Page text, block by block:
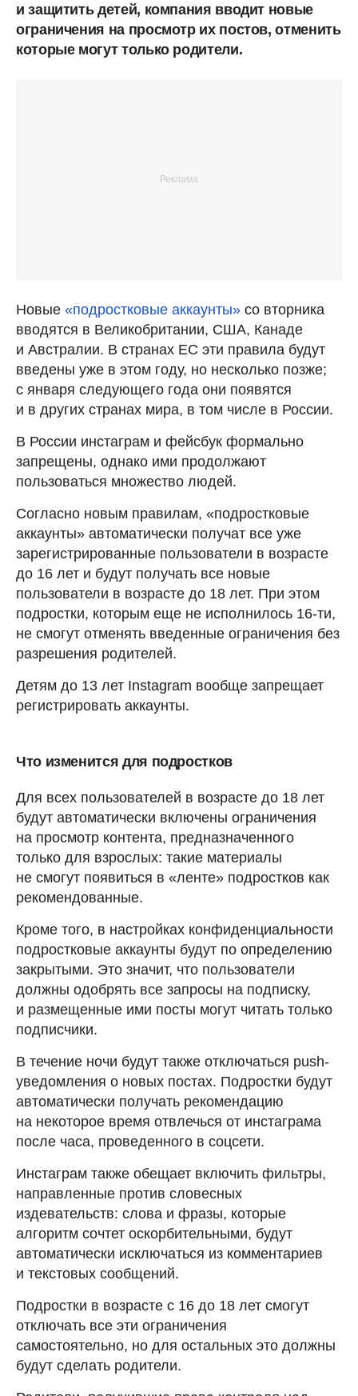
и защитить детей, компания вводит новые
ограничения на просмотр их постов, отменить
которые могут только родители.
Новые «подростковые аккаунты» со вторника
вводятся в Великобритании, США, Канаде
и Австралии. В странах ЕС эти правила будут
введены уже в этом году, но несколько позже;
с января следующего года они появятся
и в других странах мира, в том числе в России.
В России инстаграм и фейсбук формально
запрещены, однако ими продолжают
пользоваться множество людей.
Согласно новым правилам, «подростковые
аккаунты» автоматически получат все уже
зарегистрированные пользователи в возрасте
до 16 лет и будут получать все новые
пользователи в возрасте до 18 лет. При этом
подростки, которым еще не исполнилось 16-ти,
не смогут отменять введенные ограничения без
разрешения родителей.
Детям до 13 лет Instagram вообще запрещает
регистрировать аккаунты.
Что изменится для подростков
Для всех пользователей в возрасте до 18 лет
будут автоматически включены ограничения
на просмотр контента, предназначенного
только для взрослых: такие материалы
не смогут появиться в «ленте» подростков как
рекомендованные.
Кроме того, в настройках конфиденциальности
подростковые аккаунты будут по определению
закрытыми. Это значит, что пользователи
должны одобрять все запросы на подписку,
и размещенные ими посты могут читать только
подписчики.
В течение ночи будут также отключаться push-
уведомления о новых постах. Подростки будут
автоматически получать рекомендацию
на некоторое время отвлечься от инстаграма
после часа, проведенного в соцсети.
Инстаграм также обещает включить фильтры,
направленные против словесных
издевательств: слова и фразы, которые
алгоритм сочтет оскорбительными, будут
автоматически исключаться из комментариев
и текстовых сообщений.
Подростки в возрасте с 16 до 18 лет смогут
отключать все эти ограничения
самостоятельно, но для остальных это должны
будут сделать родители.